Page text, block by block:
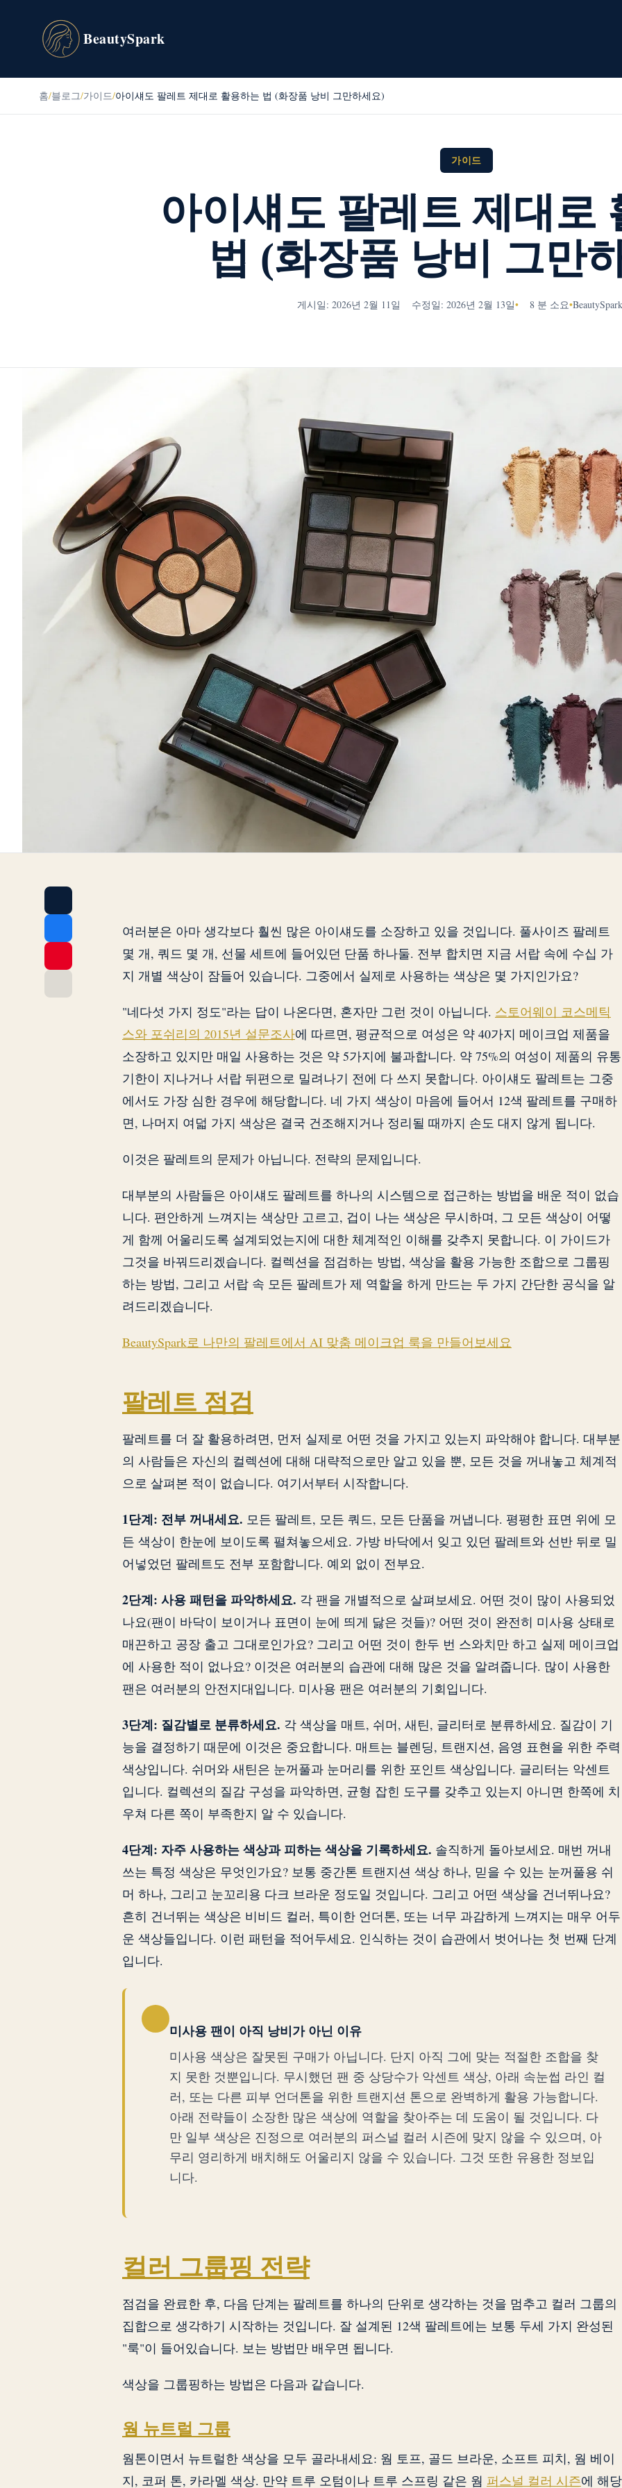
BeautySpark
홈/블로그/가이드/아이섀도 팔레트 제대로 활용하는 법 (화장품 낭비 그만하세요)
가이드
아이섀도 팔레트 제대로
법 (화장품 낭비 그만
게시일: 2026년 2월 11일 수정일: 2026년 2월 13일• 8 분 소요•
여러분은 아마 생각보다 훨씬 많은 아이섀도를 소장하고 있을 것입니다. 풀사이즈 팔레트
몇 개, 쿼드 몇 개, 선물 세트에 들어있던 단품 하나둘. 전부 합치면 지금 서랍 속에 수십 가
지 개별 색상이 잠들어 있습니다. 그중에서 실제로 사용하는 색상은 몇 가지인가요?
"네다섯 가지 정도"라는 답이 나온다면, 혼자만 그런 것이 아닙니다. 스토어웨이 코스메틱
스와 포쉬리의 2015년 설문조사에 따르면, 평균적으로 여성은 약 40가지 메이크업 제품을
소장하고 있지만 매일 사용하는 것은 약 5가지에 불과합니다. 약 75%의 여성이 제품의 유통
기한이 지나거나 서랍 뒤편으로 밀려나기 전에 다 쓰지 못합니다. 아이섀도 팔레트는 그중
에서도 가장 심한 경우에 해당합니다. 네 가지 색상이 마음에 들어서 12색 팔레트를 구매하
면, 나머지 여덟 가지 색상은 결국 건조해지거나 정리될 때까지 손도 대지 않게 됩니다.
이것은 팔레트의 문제가 아닙니다. 전략의 문제입니다.
대부분의 사람들은 아이섀도 팔레트를 하나의 시스템으로 접근하는 방법을 배운 적이 없습
니다. 편안하게 느껴지는 색상만 고르고, 겁이 나는 색상은 무시하며, 그 모든 색상이 어떻
게 함께 어울리도록 설계되었는지에 대한 체계적인 이해를 갖추지 못합니다. 이 가이드가
그것을 바꿔드리겠습니다. 컬렉션을 점검하는 방법, 색상을 활용 가능한 조합으로 그룹핑
하는 방법, 그리고 서랍 속 모든 팔레트가 제 역할을 하게 만드는 두 가지 간단한 공식을 알
려드리겠습니다.
BeautySpark로 나만의 팔레트에서 AI 맞춤 메이크업 룩을 만들어보세요
팔레트 점검
팔레트를 더 잘 활용하려면, 먼저 실제로 어떤 것을 가지고 있는지 파악해야 합니다. 대부분
의 사람들은 자신의 컬렉션에 대해 대략적으로만 알고 있을 뿐, 모든 것을 꺼내놓고 체계적
으로 살펴본 적이 없습니다. 여기서부터 시작합니다.
1단계: 전부 꺼내세요. 모든 팔레트, 모든 쿼드, 모든 단품을 꺼냅니다. 평평한 표면 위에 모
든 색상이 한눈에 보이도록 펼쳐놓으세요. 가방 바닥에서 잊고 있던 팔레트와 선반 뒤로 밀
어넣었던 팔레트도 전부 포함합니다. 예외 없이 전부요.
2단계: 사용 패턴을 파악하세요. 각 팬을 개별적으로 살펴보세요. 어떤 것이 많이 사용되었
나요(팬이 바닥이 보이거나 표면이 눈에 띄게 닳은 것들)? 어떤 것이 완전히 미사용 상태로
매끈하고 공장 출고 그대로인가요? 그리고 어떤 것이 한두 번 스와치만 하고 실제 메이크업
에 사용한 적이 없나요? 이것은 여러분의 습관에 대해 많은 것을 알려줍니다. 많이 사용한
팬은 여러분의 안전지대입니다. 미사용 팬은 여러분의 기회입니다.
3단계: 질감별로 분류하세요. 각 색상을 매트, 쉬머, 새틴, 글리터로 분류하세요. 질감이 기
능을 결정하기 때문에 이것은 중요합니다. 매트는 블렌딩, 트랜지션, 음영 표현을 위한 주력
색상입니다. 쉬머와 새틴은 눈꺼풀과 눈머리를 위한 포인트 색상입니다. 글리터는 악센트
입니다. 컬렉션의 질감 구성을 파악하면, 균형 잡힌 도구를 갖추고 있는지 아니면 한쪽에 치
우쳐 다른 쪽이 부족한지 알 수 있습니다.
4단계: 자주 사용하는 색상과 피하는 색상을 기록하세요. 솔직하게 돌아보세요. 매번 꺼내
쓰는 특정 색상은 무엇인가요? 보통 중간톤 트랜지션 색상 하나, 믿을 수 있는 눈꺼풀용 쉬
머 하나, 그리고 눈꼬리용 다크 브라운 정도일 것입니다. 그리고 어떤 색상을 건너뛰나요?
흔히 건너뛰는 색상은 비비드 컬러, 특이한 언더톤, 또는 너무 과감하게 느껴지는 매우 어두
운 색상들입니다. 이런 패턴을 적어두세요. 인식하는 것이 습관에서 벗어나는 첫 번째 단계
입니다.
미사용 팬이 아직 낭비가 아닌 이유
미사용 색상은 잘못된 구매가 아닙니다. 단지 아직 그에 맞는 적절한 조합을 찾
지 못한 것뿐입니다. 무시했던 팬 중 상당수가 악센트 색상, 아래 속눈썹 라인 컬
러, 또는 다른 피부 언더톤을 위한 트랜지션 톤으로 완벽하게 활용 가능합니다.
아래 전략들이 소장한 많은 색상에 역할을 찾아주는 데 도움이 될 것입니다. 다
만 일부 색상은 진정으로 여러분의 퍼스널 컬러 시즌에 맞지 않을 수 있으며, 아
무리 영리하게 배치해도 어울리지 않을 수 있습니다. 그것 또한 유용한 정보입
니다.
컬러 그룹핑 전략
점검을 완료한 후, 다음 단계는 팔레트를 하나의 단위로 생각하는 것을 멈추고 컬러 그룹의
집합으로 생각하기 시작하는 것입니다. 잘 설계된 12색 팔레트에는 보통 두세 가지 완성된
"룩"이 들어있습니다. 보는 방법만 배우면 됩니다.
색상을 그룹핑하는 방법은 다음과 같습니다.
웜 뉴트럴 그룹
웜톤이면서 뉴트럴한 색상을 모두 골라내세요: 웜 토프, 골드 브라운, 소프트 피치, 웜 베이
지, 코퍼 톤, 카라멜 색상. 만약 트루 오텀이나 트루 스프링 같은 웜 퍼스널 컬러 시즌에 해당